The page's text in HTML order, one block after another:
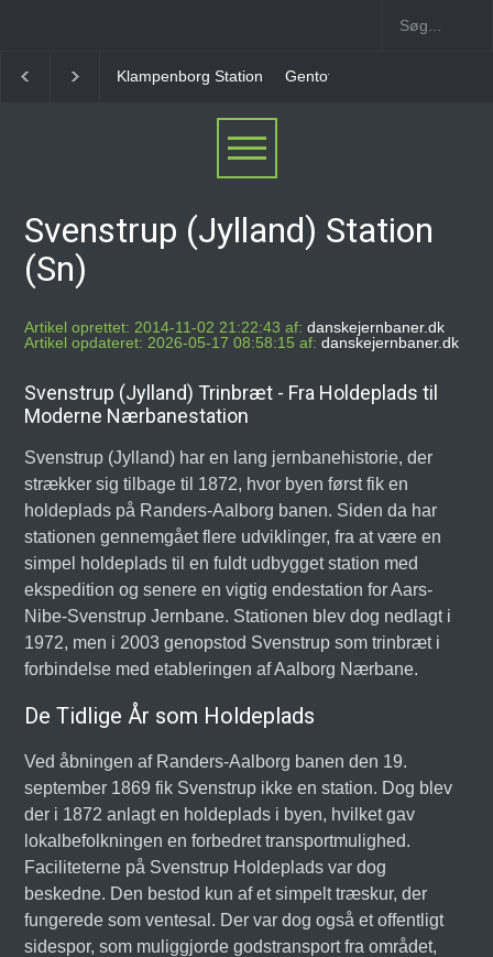
Gentofte Station Ny Ellebjerg Station [2006-2023]
Svenstrup (Jylland) Station
(Sn)
Artikel oprettet: 2014-11-02 21:22:43 af: danskejernbaner.dk
Artikel opdateret: 2026-05-17 08:58:15 af: danskejernbaner.dk
Svenstrup (Jylland) Trinbræt - Fra Holdeplads til
Moderne Nærbanestation
Svenstrup (Jylland) har en lang jernbanehistorie, der
strækker sig tilbage til 1872, hvor byen først fik en
holdeplads på Randers-Aalborg banen. Siden da har
stationen gennemgået flere udviklinger, fra at være en
simpel holdeplads til en fuldt udbygget station med
ekspedition og senere en vigtig endestation for Aars-
Nibe-Svenstrup Jernbane. Stationen blev dog nedlagt i
1972, men i 2003 genopstod Svenstrup som trinbræt i
forbindelse med etableringen af Aalborg Nærbane.
De Tidlige År som Holdeplads
Ved åbningen af Randers-Aalborg banen den 19.
september 1869 fik Svenstrup ikke en station. Dog blev
der i 1872 anlagt en holdeplads i byen, hvilket gav
lokalbefolkningen en forbedret transportmulighed.
Faciliteterne på Svenstrup Holdeplads var dog
beskedne. Den bestod kun af et simpelt træskur, der
fungerede som ventesal. Der var dog også et offentligt
sidespor, som muliggjorde godstransport fra området,